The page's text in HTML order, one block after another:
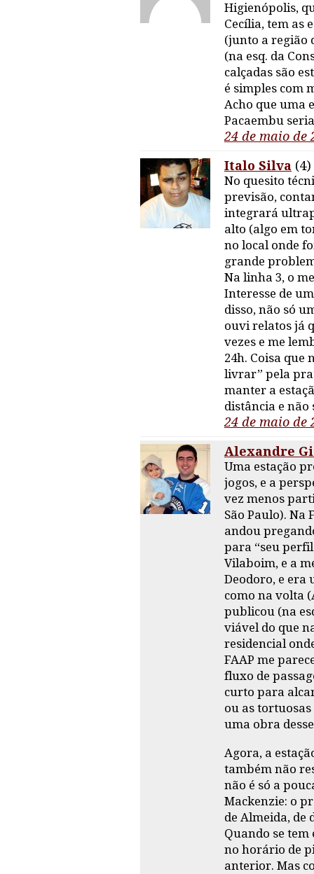
Higienópolis,
Cecília, tem as
(junto a região
(na esq. da
calçadas são
é simples com
Acho que uma
Pacaembu
24 de maio de
Italo Silva (4)
No quesito
previsão,
integrará
alto (algo em
no local onde
grande
Na linha 3, o
Interesse de
disso, não só
ouvi relatos já
vezes e me
24h. Coisa que
livrar” pela
manter a
distância e não
24 de maio de
Alexandre
Uma estação
jogos, e a
vez menos
São Paulo). Na
andou
para “seu
Vilaboim, e a
Deodoro, e era
como na volta
publicou (na
viável do que
residencial
FAAP me
fluxo de
curto para
ou as
uma obra
Agora, a
também não
não é só a
Mackenzie: o
de Almeida, de
Quando se tem
no horário de
anterior. Mas